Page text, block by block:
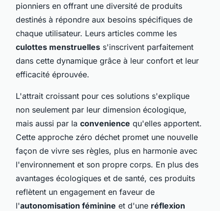
pionniers en offrant une diversité de produits
destinés à répondre aux besoins spécifiques de
chaque utilisateur. Leurs articles comme les
culottes menstruelles s'inscrivent parfaitement
dans cette dynamique grâce à leur confort et leur
efficacité éprouvée.
L'attrait croissant pour ces solutions s'explique
non seulement par leur dimension écologique,
mais aussi par la convenience qu'elles apportent.
Cette approche zéro déchet promet une nouvelle
façon de vivre ses règles, plus en harmonie avec
l'environnement et son propre corps. En plus des
avantages écologiques et de santé, ces produits
reflètent un engagement en faveur de
l'autonomisation féminine et d'une réflexion